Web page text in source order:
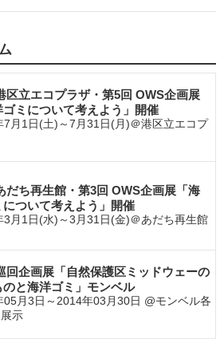
区立エコプラザ・第5回 OWS企画展
ゴミについて考えよう」開催
7月1日(土)～7月31日(月)＠港区立エコプ
だち再生館・第3回 OWS企画展「海
について考えよう」開催
3月1日(水)～3月31日(金)＠あだち再生館
回企画展「自然保護区ミッドウェーの
のと海洋ゴミ」モンベル
05月3日～2014年03月30日 @モンベル各
示